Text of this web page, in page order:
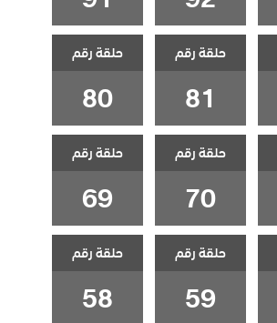
حلقة رقم
81
حلقة رقم
80
حلقة رقم
70
حلقة رقم
69
حلقة رقم
59
حلقة رقم
58